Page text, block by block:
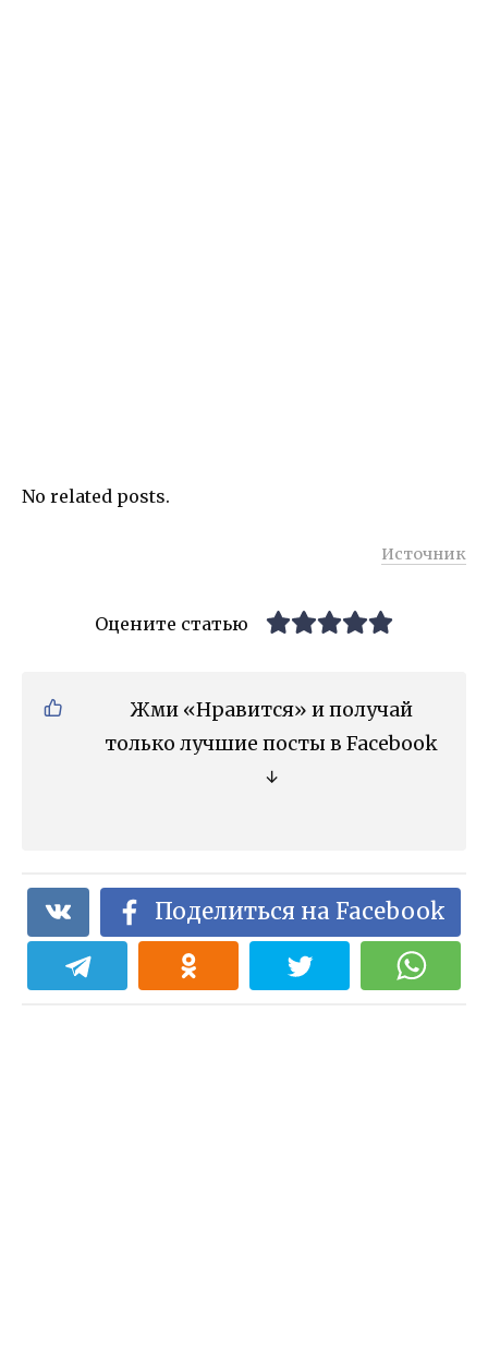
No related posts.
Источник
Оцените статью
Жми «Нравится» и получай
только лучшие посты в Facebook
↓
Поделиться на Facebook